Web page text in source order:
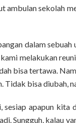
ambulan sekolah
dalam sebuah
melakukan
bisa tertawa.
bisa diubah,
apapun kita
Sungguh, kalau